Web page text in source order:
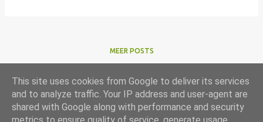
MEER POSTS
This site uses cookies from Google to deliver its services
and to analyze traffic. Your IP address and user-agent are
shared with Google along with performance and security